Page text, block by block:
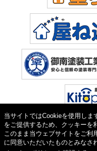
当サイトではCookieを使用しま
をご提供するため、クッキーを
このまま当ウェブサイトをご利
に同意いただいたものとみなさ
Copyright © 2026 塗り達(